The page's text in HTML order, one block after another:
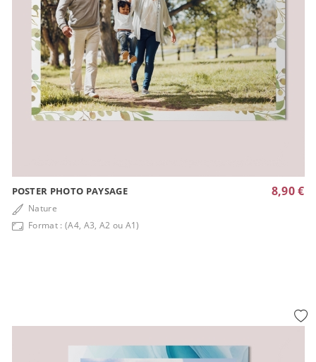
POSTER PHOTO PAYSAGE
Nature
Format : (A4, A3, A2 ou A1)
8,90 €